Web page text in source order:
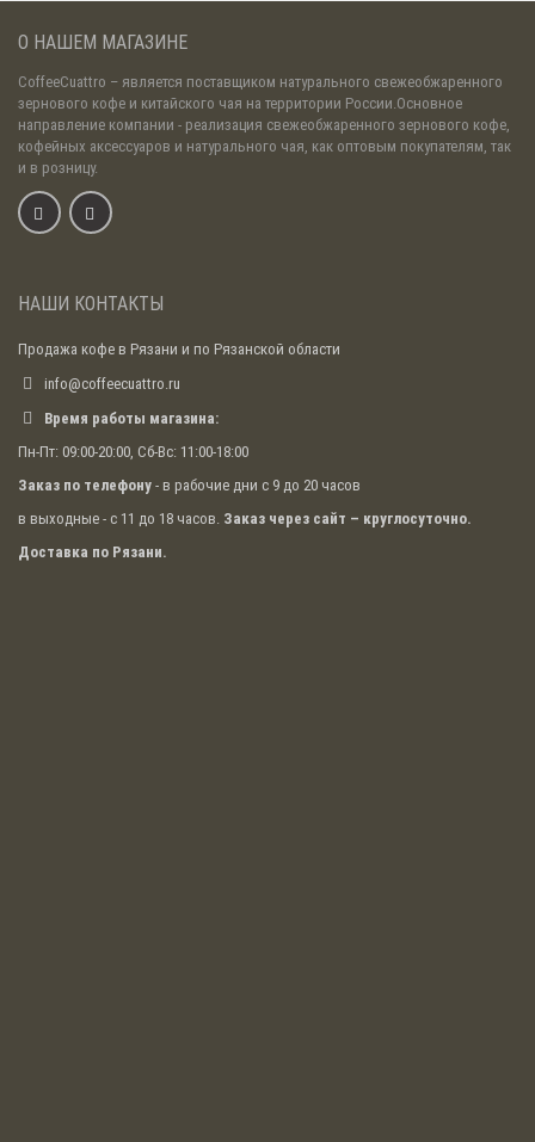
О НАШЕМ МАГАЗИНЕ
CoffeeCuattro – является поставщиком натурального свежеобжаренного
зернового кофе и китайского чая на территории России.Основное
направление компании - реализация свежеобжаренного зернового кофе,
кофейных аксессуаров и натурального чая, как оптовым покупателям, так
и в розницу.
НАШИ КОНТАКТЫ
Продажа кофе в Рязани и по Рязанской области
info@coffeecuattro.ru
Время работы магазина:
Пн-Пт: 09:00-20:00, Сб-Вс: 11:00-18:00
Заказ по телефону - в рабочие дни с 9 до 20 часов
в выходные - с 11 до 18 часов. Заказ через сайт – круглосуточно.
Доставка по Рязани.